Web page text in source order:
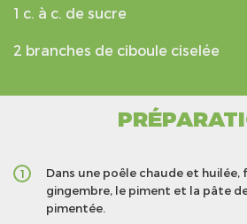
1 c. à c. de sucre
2 branches de ciboule ciselée
1
Dans une poêle chaude et huilée,
gingembre, le piment et la pâte
pimentée.